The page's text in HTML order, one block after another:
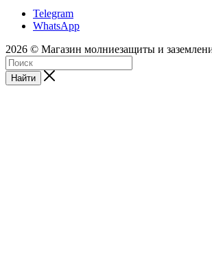
Telegram
WhatsApp
2026 © Магазин молниезащиты и
Найти